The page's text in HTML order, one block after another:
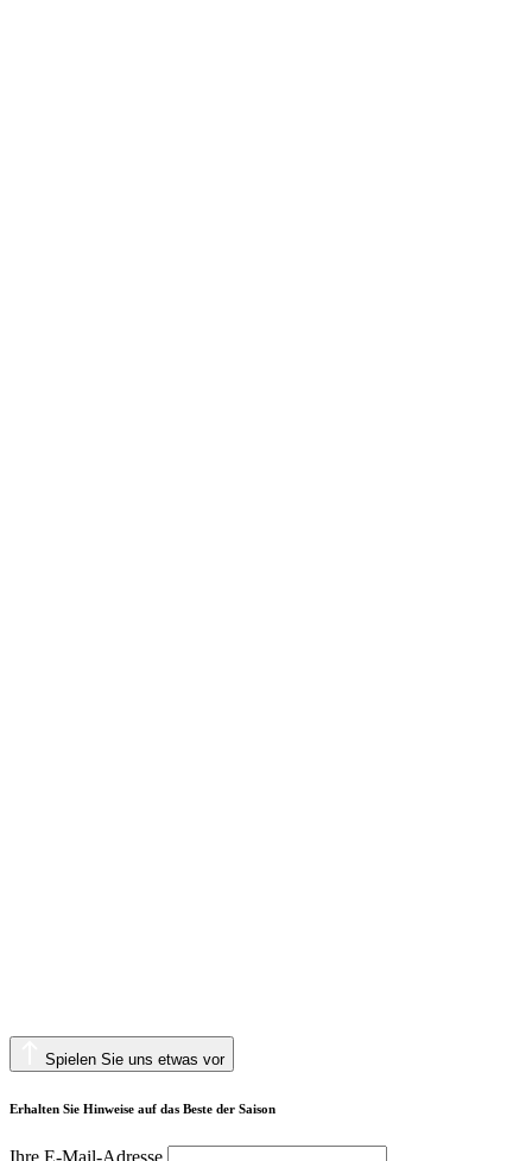
Spielen Sie uns etwas vor
Erhalten Sie Hinweise auf das Beste der Saison
Ihre E-Mail-Adresse